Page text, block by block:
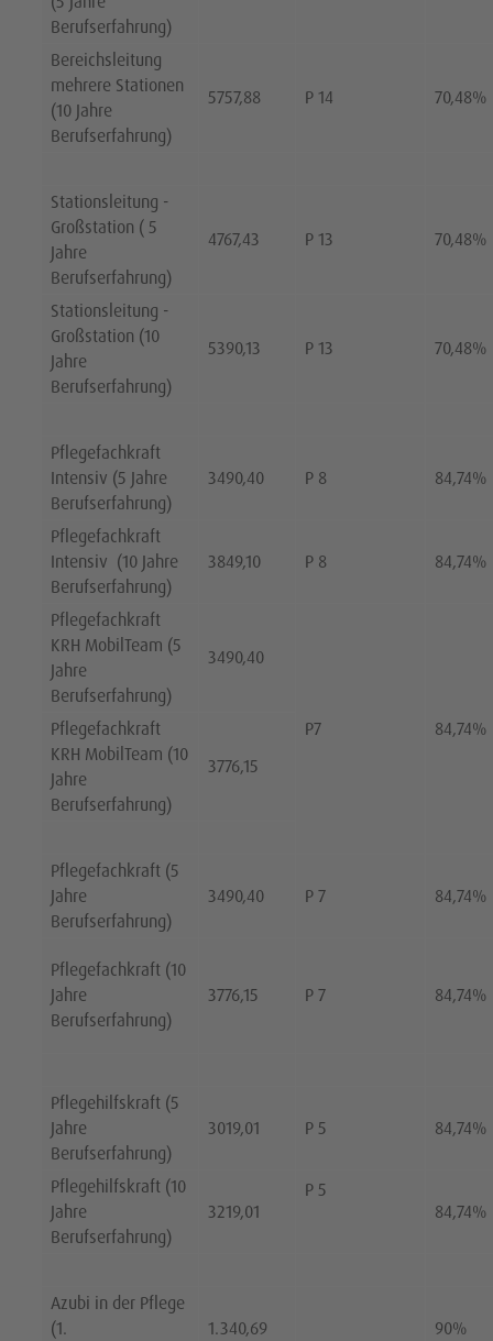
Berufserfahrung)
Bereichsleitung
mehrere Stationen
(10 Jahre
Berufserfahrung)
5757,88 P 14 70,48%
Stationsleitung -
Großstation ( 5
Jahre
Berufserfahrung)
4767,43 P 13 70,48%
Stationsleitung -
Großstation (10
Jahre
Berufserfahrung)
5390,13 P 13 70,48%
Pflegefachkraft
Intensiv (5 Jahre
Berufserfahrung)
3490,40 P 8 84,74%
Pflegefachkraft
Intensiv (10 Jahre
Berufserfahrung)
3849,10 P 8 84,74%
Pflegefachkraft
KRH MobilTeam (5
Jahre
Berufserfahrung)
3490,40
P7 84,74%
Pflegefachkraft
KRH MobilTeam (10
Jahre
Berufserfahrung)
3776,15
Pflegefachkraft (5
Jahre
Berufserfahrung)
3490,40 P 7 84,74%
Pflegefachkraft (10
Jahre
Berufserfahrung)
3776,15 P 7 84,74%
Pflegehilfskraft (5
Jahre
Berufserfahrung)
3019,01 P 5 84,74%
Pflegehilfskraft (10
Jahre
Berufserfahrung)
3219,01
P 5
84,74%
Azubi in der Pflege
(1.
1.340,69 90%